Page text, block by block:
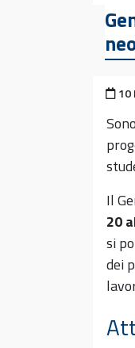
10
Il
20
si
dei